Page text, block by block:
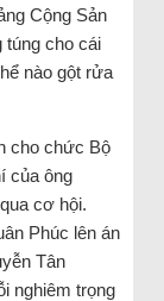
Cộng Sản
túng cho cái
nào gột rửa
cho chức Bộ
của ông
cơ hội.
Phúc lên án
Tân
nghiêm trọng